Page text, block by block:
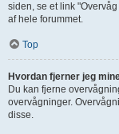
siden, se et link
af hele forummet.
Top
Hvordan fjerner jeg
Du kan fjerne
overvågninger.
disse.